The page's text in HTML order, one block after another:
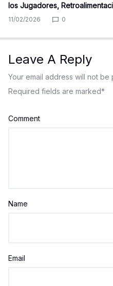
los Jugadores,
11/02/2026 0
Leave A Reply
Your email address will not be
Required fields are marked*
Comment
Name
Email